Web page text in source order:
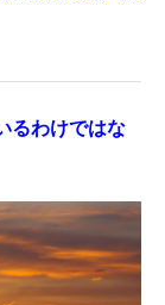
るわけではな